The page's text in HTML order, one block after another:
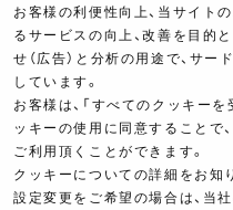
イベント情報
イベントスケジュール
ツーリングブレイクタイム
製品ポスター
お客様の利便性向上、当サイト
るサービスの向上、改善を目的
せ（広告）と分析の用途で、サ
しています。
お客様は、「すべてのクッキー
ッキーの使用に同意することで
ご利用頂くことができます。
クッキーについての詳細をお知
設定変更をご希望の場合は、当